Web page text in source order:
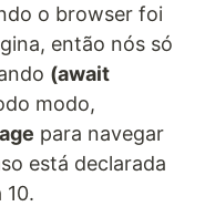
o browser foi
então nós só
(await
modo,
para navegar
está declarada
10.